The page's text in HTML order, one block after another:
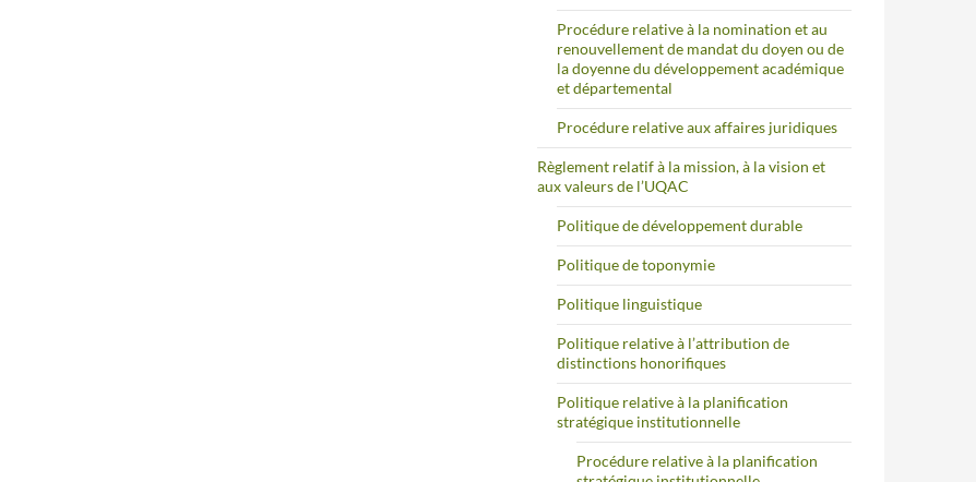
Procédure relative à la nomination et au
renouvellement de mandat du doyen ou de
la doyenne du développement académique
et départemental
Procédure relative aux affaires juridiques
Règlement relatif à la mission, à la vision et
aux valeurs de l’UQAC
Politique de développement durable
Politique de toponymie
Politique linguistique
Politique relative à l’attribution de
distinctions honorifiques
Politique relative à la planification
stratégique institutionnelle
Procédure relative à la planification